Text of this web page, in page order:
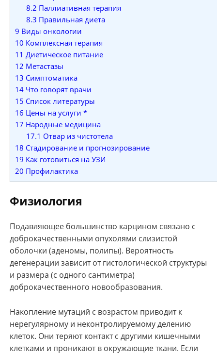
8.2 Паллиативная терапия
8.3 Правильная диета
9 Виды онкологии
10 Комплексная терапия
11 Диетическое питание
12 Метастазы
13 Симптоматика
14 Что говорят врачи
15 Список литературы
16 Цены на услуги *
17 Народные медицина
17.1 Отвар из чистотела
18 Стадирование и прогнозирование
19 Как готовиться на УЗИ
20 Профилактика
Физиология
Подавляющее большинство карцином связано с
доброкачественными опухолями слизистой
оболочки (аденомы, полипы). Вероятность
дегенерации зависит от гистологической структуры
и размера (с одного сантиметра)
доброкачественного новообразования.
Накопление мутаций с возрастом приводит к
нерегулярному и неконтролируемому делению
клеток. Они теряют контакт с другими кишечными
клетками и проникают в окружающие ткани. Если